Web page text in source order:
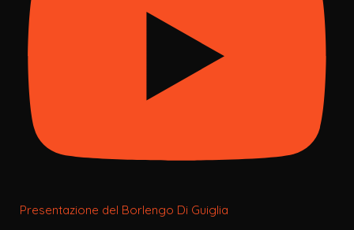
Presentazione del Borlengo Di Guiglia